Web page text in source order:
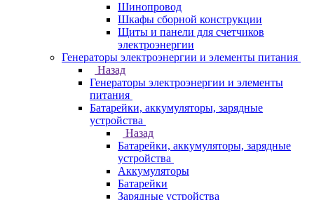
Шинопровод
Шкафы сборной конструкции
Щиты и панели для счетчиков
электроэнергии
Генераторы электроэнергии и элементы питания
Назад
Генераторы электроэнергии и элементы
питания
Батарейки, аккумуляторы, зарядные
устройства
Назад
Батарейки, аккумуляторы, зарядные
устройства
Аккумуляторы
Батарейки
Зарядные устройства